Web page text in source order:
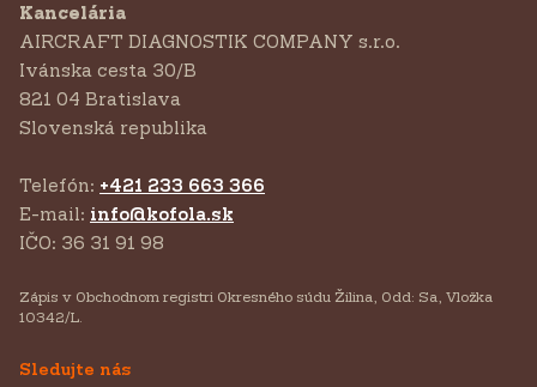
Kancelária
AIRCRAFT DIAGNOSTIK COMPANY s.r.o.
‍Ivánska cesta 30/B
821 04 Bratislava
Slovenská republika
Telefón: +421 233 663 366
E-mail: info@kofola.sk
IČO: 36 31 91 98
Zápis v Obchodnom registri Okresného súdu Žilina, Odd: Sa, Vložka
10342/L.
Sledujte nás